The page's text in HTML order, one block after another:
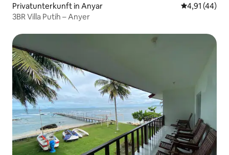
Privatunterkunft in Anyar
4,91 (44)
3BR Villa Putih – Anyer